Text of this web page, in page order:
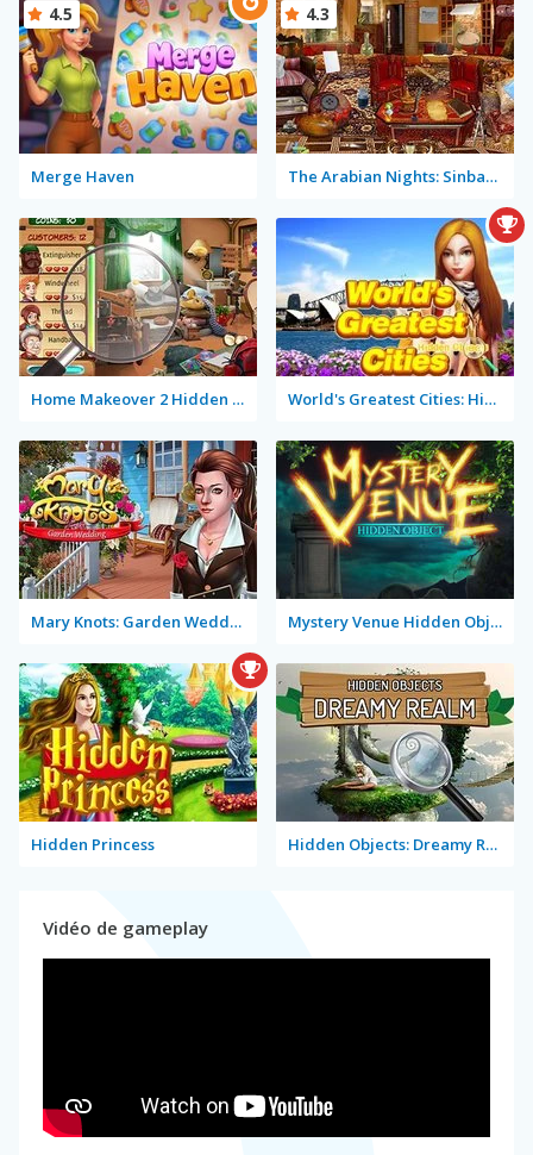
Merge Haven
4.5
The Arabian Nights: Sinbad the Voyager
4.3
Home Makeover 2 Hidden Object World's Greatest Cities: Hidden Objects
Mary Knots: Garden Wedding Mystery Venue Hidden Object
Hidden Princess Hidden Objects: Dreamy Realm
Vidéo de gameplay